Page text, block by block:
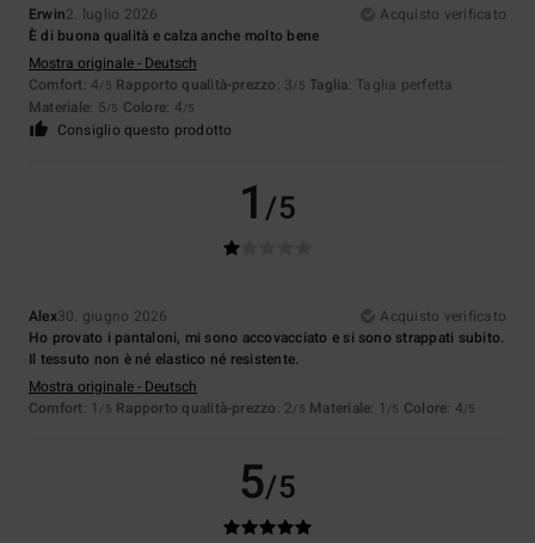
Erwin2. luglio 2026
Acquisto verificato
È di buona qualità e calza anche molto bene
Mostra originale - Deutsch
Comfort: 4/5 Rapporto qualità-prezzo: 3/5 Taglia: Taglia perfetta
Materiale: 5/5 Colore: 4/5
Consiglio questo prodotto
1/5
Alex30. giugno 2026
Acquisto verificato
Ho provato i pantaloni, mi sono accovacciato e si sono strappati subito.
Il tessuto non è né elastico né resistente.
Mostra originale - Deutsch
Comfort: 1 /5 Rapporto qualità-prezzo: 2/5 Materiale: 1 /5 Colore: 4/5
5/5